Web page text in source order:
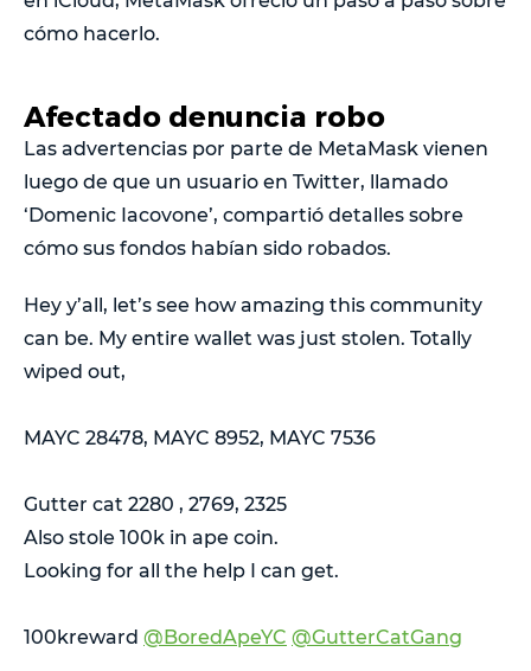
cómo hacerlo.
Afectado denuncia robo
Las advertencias por parte de MetaMask vienen
luego de que un usuario en Twitter, llamado
‘Domenic Iacovone’, compartió detalles sobre
cómo sus fondos habían sido robados.
Hey y’all, let’s see how amazing this community
can be. My entire wallet was just stolen. Totally
wiped out,
MAYC 28478, MAYC 8952, MAYC 7536
Gutter cat 2280 , 2769, 2325
Also stole 100k in ape coin.
Looking for all the help I can get.
100kreward @BoredApeYC @GutterCatGang